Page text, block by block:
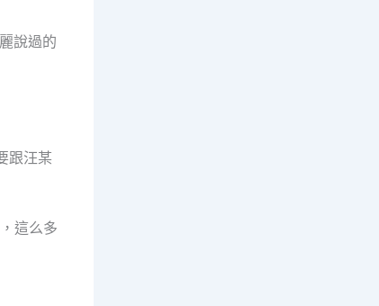
說過的
跟汪某
這么多